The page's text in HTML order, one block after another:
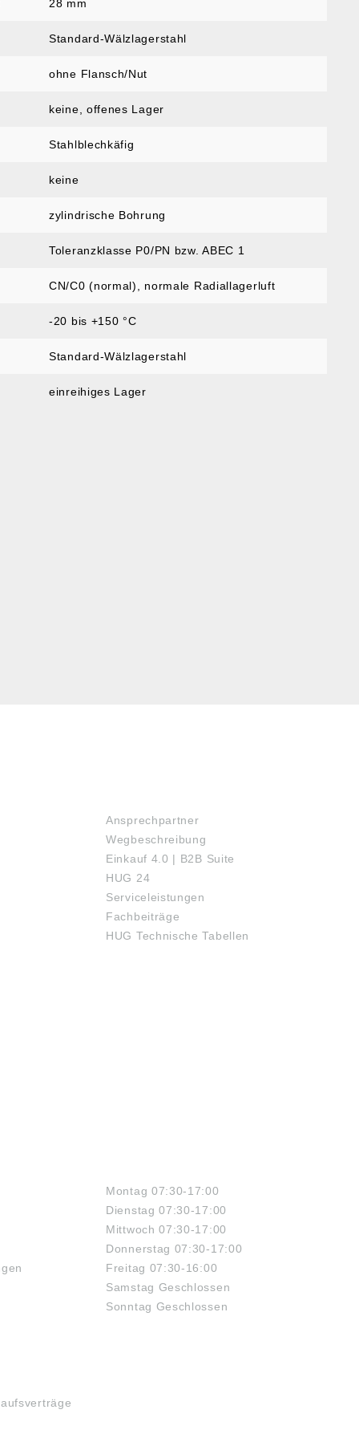
28 mm
Standard-Wälzlagerstahl
ohne Flansch/Nut
keine, offenes Lager
Stahlblechkäfig
keine
zylindrische Bohrung
Toleranzklasse P0/PN bzw. ABEC 1
CN/C0 (normal), normale Radiallagerluft
-20 bis +150 °C
Standard-Wälzlagerstahl
einreihiges Lager
Ansprechpartner
Wegbeschreibung
Einkauf 4.0 | B2B Suite
HUG 24
Serviceleistungen
Fachbeiträge
HUG Technische Tabellen
Montag 07:30-17:00
Dienstag 07:30-17:00
Mittwoch 07:30-17:00
Donnerstag 07:30-17:00
Freitag 07:30-16:00
Samstag Geschlossen
Sonntag Geschlossen